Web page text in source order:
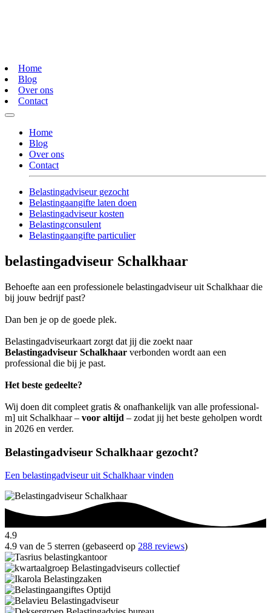
Home
Blog
Over ons
Contact
Home
Blog
Over ons
Contact
Belastingadviseur gezocht
Belastingaangifte laten doen
Belastingadviseur kosten
Belastingconsulent
Belastingaangifte particulier
belastingadviseur Schalkhaar
Behoefte aan een professionele belastingadviseur uit Schalkhaar die
bij jouw bedrijf past?
Dan ben je op de goede plek.
Belastingadviseurkaart zorgt dat jij die zoekt naar
Belastingadviseur Schalkhaar verbonden wordt aan een
professional die bij je past.
Het beste gedeelte?
Wij doen dit compleet gratis & onafhankelijk van alle professional-
m] uit Schalkhaar – voor altijd – zodat jij het beste geholpen wordt
in 2026 en verder.
Belastingadviseur Schalkhaar gezocht?
Een belastingadviseur uit Schalkhaar vinden
4.9
4.9 van de 5 sterren (gebaseerd op 288 reviews)